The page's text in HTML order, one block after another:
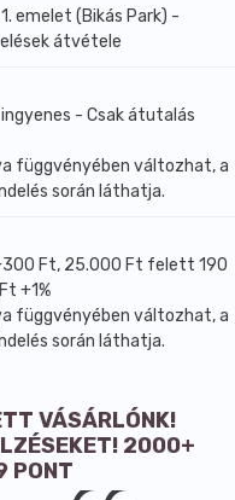
emelet (Bikás Park) -
átvétele
- Csak átutalás
függvényében változhat, a
során láthatja.
Ft, 25.000 Ft felett 190
+1%
függvényében változhat, a
során láthatja.
VÁSÁRLÓNK!
2000+
PONT